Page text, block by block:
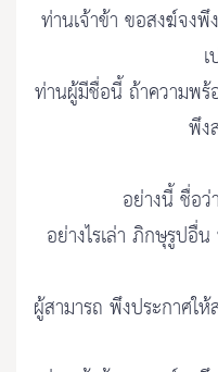
ท่านเจ้าข้า ขอสงฆ์จง
ท่านผู้มีชื่อนี้ ถ้าความพร้
พึง
อย่างนี้ ชื่อว่
อย่างไรเล่า ภิกษุรูป
ผู้สามารถ พึงประกาศใ